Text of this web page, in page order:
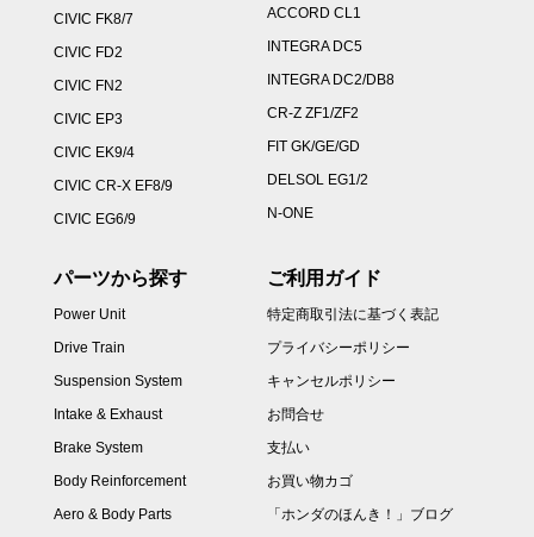
CIVIC FK8/7
CIVIC FD2
CIVIC FN2
CIVIC EP3
CIVIC EK9/4
CIVIC CR-X EF8/9
CIVIC EG6/9
ACCORD CL1
INTEGRA DC5
INTEGRA DC2/DB8
CR-Z ZF1/ZF2
FIT GK/GE/GD
DELSOL EG1/2
N-ONE
パーツから探す
Power Unit
Drive Train
Suspension System
Intake & Exhaust
Brake System
Body Reinforcement
Aero & Body Parts
ご利用ガイド
特定商取引法に基づく表記
プライバシーポリシー
キャンセルポリシー
お問合せ
支払い
お買い物カゴ
「ホンダのほんき！」ブログ